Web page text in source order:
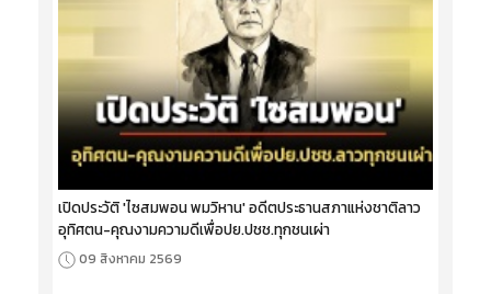
เปิดประวัติ 'ไซสมพอน พมวิหาน' อดีตประธานสภาแห่งชาติลาว
อุทิศตน-คุณงามความดีเพื่อปย.ปชช.ทุกชนเผ่า
09 สิงหาคม 2569